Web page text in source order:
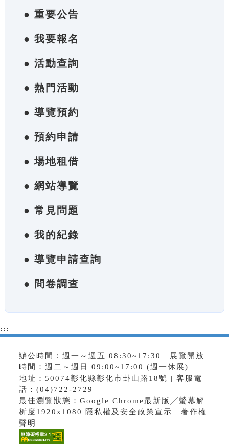
● 重要公告
● 我要報名
● 活動查詢
● 熱門活動
● 導覽預約
● 預約申請
● 場地租借
● 網站導覽
● 常見問題
● 我的紀錄
● 導覽申請查詢
● 問卷調查
:::
辦公時間：週一～週五 08:30~17:30 | 展覽開放
時間：週二～週日 09:00~17:00 (週一休展)
地址：50074彰化縣彰化市卦山路18號 | 客服電
話：(04)722-2729
最佳瀏覽狀態：Google Chrome最新版╱螢幕解
析度1920x1080 隱私權及安全政策宣示 |著作權
聲明